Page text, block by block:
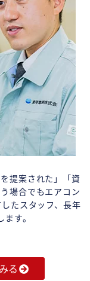
提案された」「資
場合でもエアコン
たスタッフ、長年
す。
る